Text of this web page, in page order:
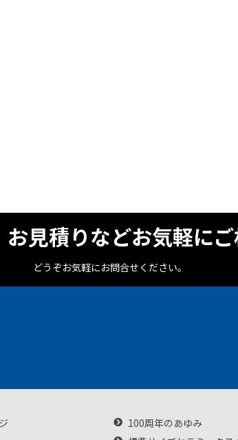
見積りなどお気軽にご
どうぞお気軽にお問合せください。
100周年のあゆみ